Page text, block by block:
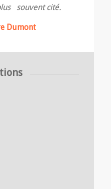
souvent cité.
Dumont